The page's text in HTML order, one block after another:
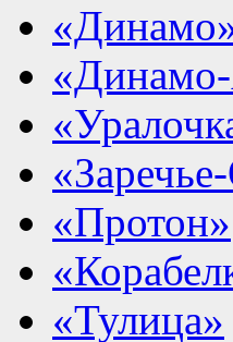
«Протон»
«Тулица»